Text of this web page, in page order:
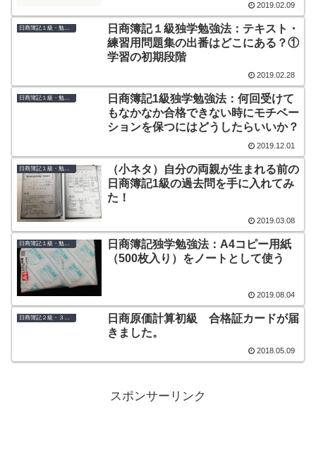
2019.02.09
日商簿記１級・勉強法
日商簿記１級独学勉強法：テキスト・
練習用問題集の出番はどこにある？①
学習の初期段階
2019.02.28
日商簿記１級・勉強法
日商簿記1級独学勉強法：何回受けて
もなかなか合格できない時にモチベー
ションを保つにはどうしたらいいか？
2019.12.01
（小ネタ）自分の両親が生まれる前の
日商簿記1級の過去問を手に入れてみ
た！
2019.03.08
日商簿記１級・勉強法
日商簿記独学勉強法：A4コピー用紙
（500枚入り）をノートとして使う
2019.08.04
日商簿記２級・３級・初級
日商原価計算初級 合格証カードが届
きました。
2018.05.09
スポンサーリンク